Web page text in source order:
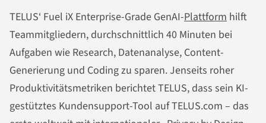
TELUS‘ Fuel iX Enterprise-Grade GenAI-Plattform hilft
Teammitgliedern, durchschnittlich 40 Minuten bei
Aufgaben wie Research, Datenanalyse, Content-
Generierung und Coding zu sparen. Jenseits roher
Produktivitätsmetriken berichtet TELUS, dass sein KI-
gestütztes Kundensupport-Tool auf TELUS.com – das